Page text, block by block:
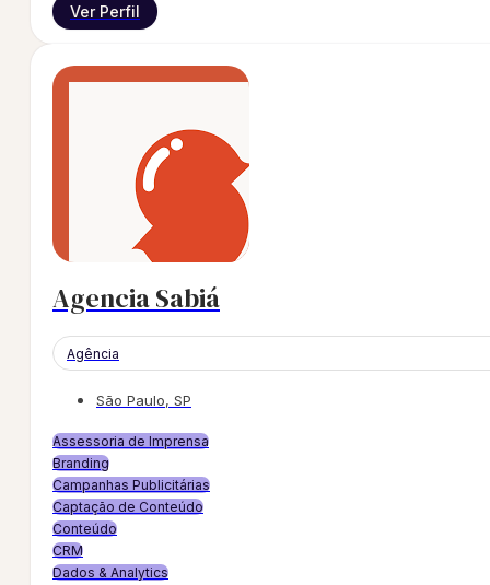
Ver Perfil
Agencia Sabiá
Agência
São Paulo, SP
Assessoria de Imprensa
Branding
Campanhas Publicitárias
Captação de Conteúdo
Conteúdo
CRM
Dados & Analytics